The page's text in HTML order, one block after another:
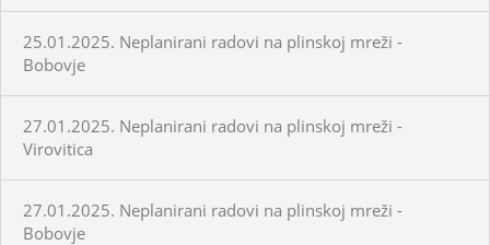
25.01.2025. Neplanirani radovi na plinskoj mreži -
Bobovje
27.01.2025. Neplanirani radovi na plinskoj mreži -
Virovitica
27.01.2025. Neplanirani radovi na plinskoj mreži -
Bobovje